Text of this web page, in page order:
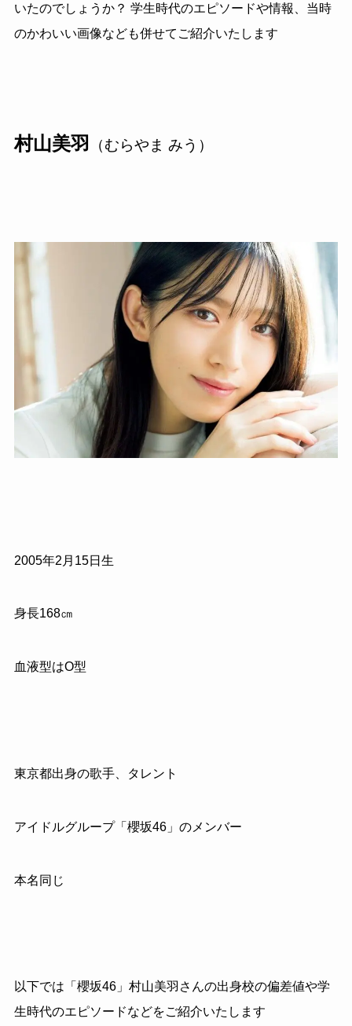
いたのでしょうか？ 学生時代のエピソードや情報、当時
のかわいい画像なども併せてご紹介いたします
村山美羽 （むらやま みう）
2005年2月15日生
身長168㎝
血液型はO型
東京都出身の歌手、タレント
アイドルグループ「櫻坂46」のメンバー
本名同じ
以下では「櫻坂46」村山美羽さんの出身校の偏差値や学
生時代のエピソードなどをご紹介いたします